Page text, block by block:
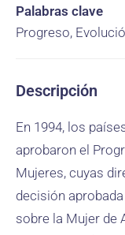
Palabras clave
Progreso,
Descripción
En 1994, los
aprobaron el
Mujeres, cuyas
decisión
sobre la Mujer de